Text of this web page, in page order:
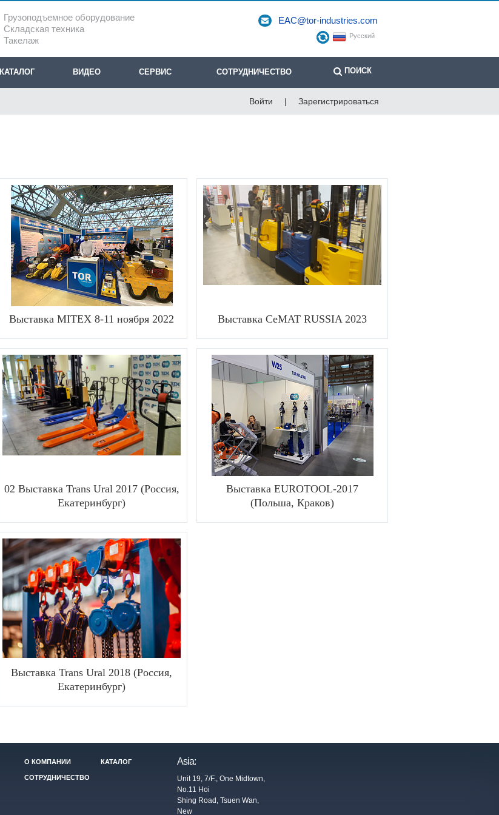
Грузоподъемное оборудование
Складская техника
Такелаж
EAC@tor-industries.com
Русский
КАТАЛОГ ВИДЕО СЕРВИС СОТРУДНИЧЕСТВО ПОИСК
Войти | Зарегистрироваться
Выставка MITEX 8-11 ноября 2022 Выставка CeMAT RUSSIA 2023
02 Выставка Trans Ural 2017 (Россия,
Екатеринбург)
Выставка EUROTOOL-2017
(Польша, Краков)
Выставка Trans Ural 2018 (Россия,
Екатеринбург)
О КОМПАНИИ КАТАЛОГ
СОТРУДНИЧЕСТВО
Asia:
Unit 19, 7/F., One Midtown,
No.11 Hoi
Shing Road, Tsuen Wan,
New